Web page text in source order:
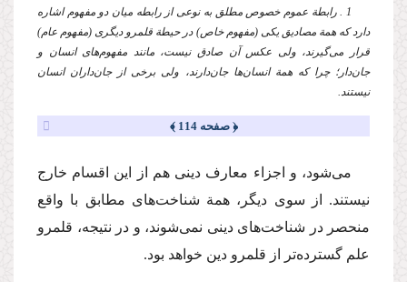
1 . رابطة عموم خصوص مطلق به نوعی از رابطه میان دو مفهوم اشاره
دارد که همة مصادیق یکی (مفهوم خاص) در حیطة قلمرو دیگری (مفهوم عام)
قرار می‌گیرند، ولی عکس آن صادق نیست، مانند مفهوم‌های انسان و
جان‌دار؛ چرا که همة انسان‌ها جان‌دارند، ولی برخی از جان‌داران انسان
نیستند.
﴿ صفحه 114 ﴾
می‌شود، و اجزاء معارف دینی هم از این اقسام خارج
نیستند. از سوی دیگر، همة شناخت‌های مطابق با واقع
منحصر در شناخت‌های دینی نمی‌شوند، و در نتیجه، قلمرو
علم گسترده‌تر از قلمرو دین خواهد بود.